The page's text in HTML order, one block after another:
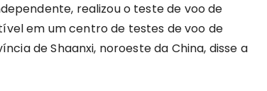
realizou o teste de voo de
em um centro de testes de voo de
de Shaanxi, noroeste da China, disse a